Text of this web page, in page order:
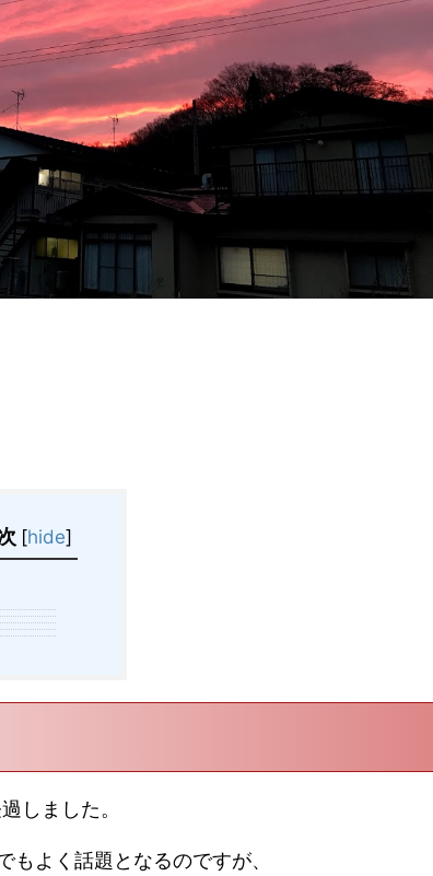
[hide]
しました。
よく話題となるのですが、